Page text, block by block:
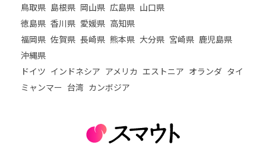
鳥取県 島根県 岡山県 広島県 山口県
徳島県 香川県 愛媛県 高知県
福岡県 佐賀県 長崎県 熊本県 大分県 宮崎県 鹿児島県
沖縄県
ドイツ インドネシア アメリカ エストニア オランダ タイ
ミャンマー 台湾 カンボジア